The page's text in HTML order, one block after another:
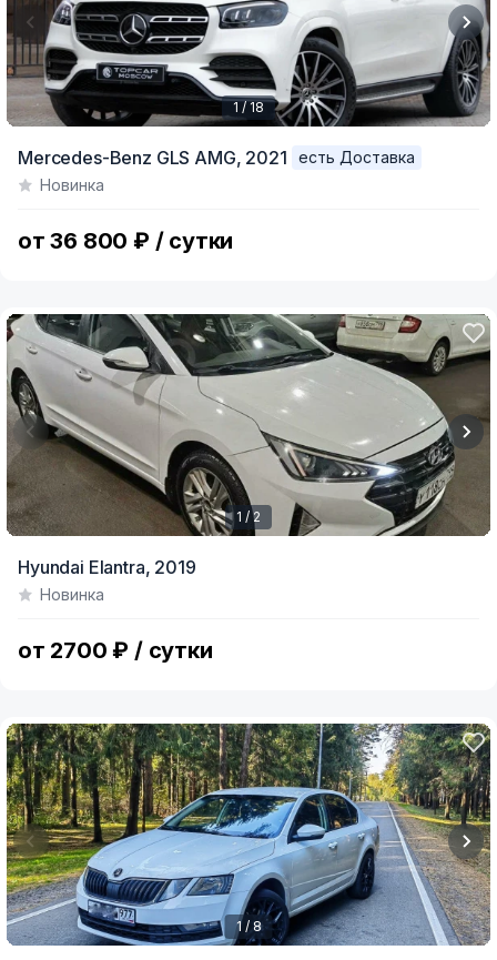
of
1 / 18
Mercedes-Benz GLS AMG, 2021
есть Доставка
Новинка
от 36 800 ₽ / сутки
of
1 / 2
Hyundai Elantra, 2019
Новинка
от 2700 ₽ / сутки
1 / 8